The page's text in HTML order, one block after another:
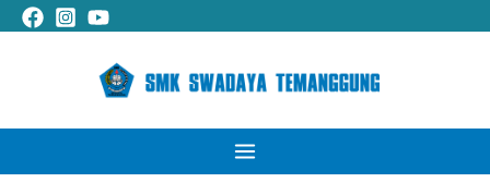
Lewati
ke
Cari